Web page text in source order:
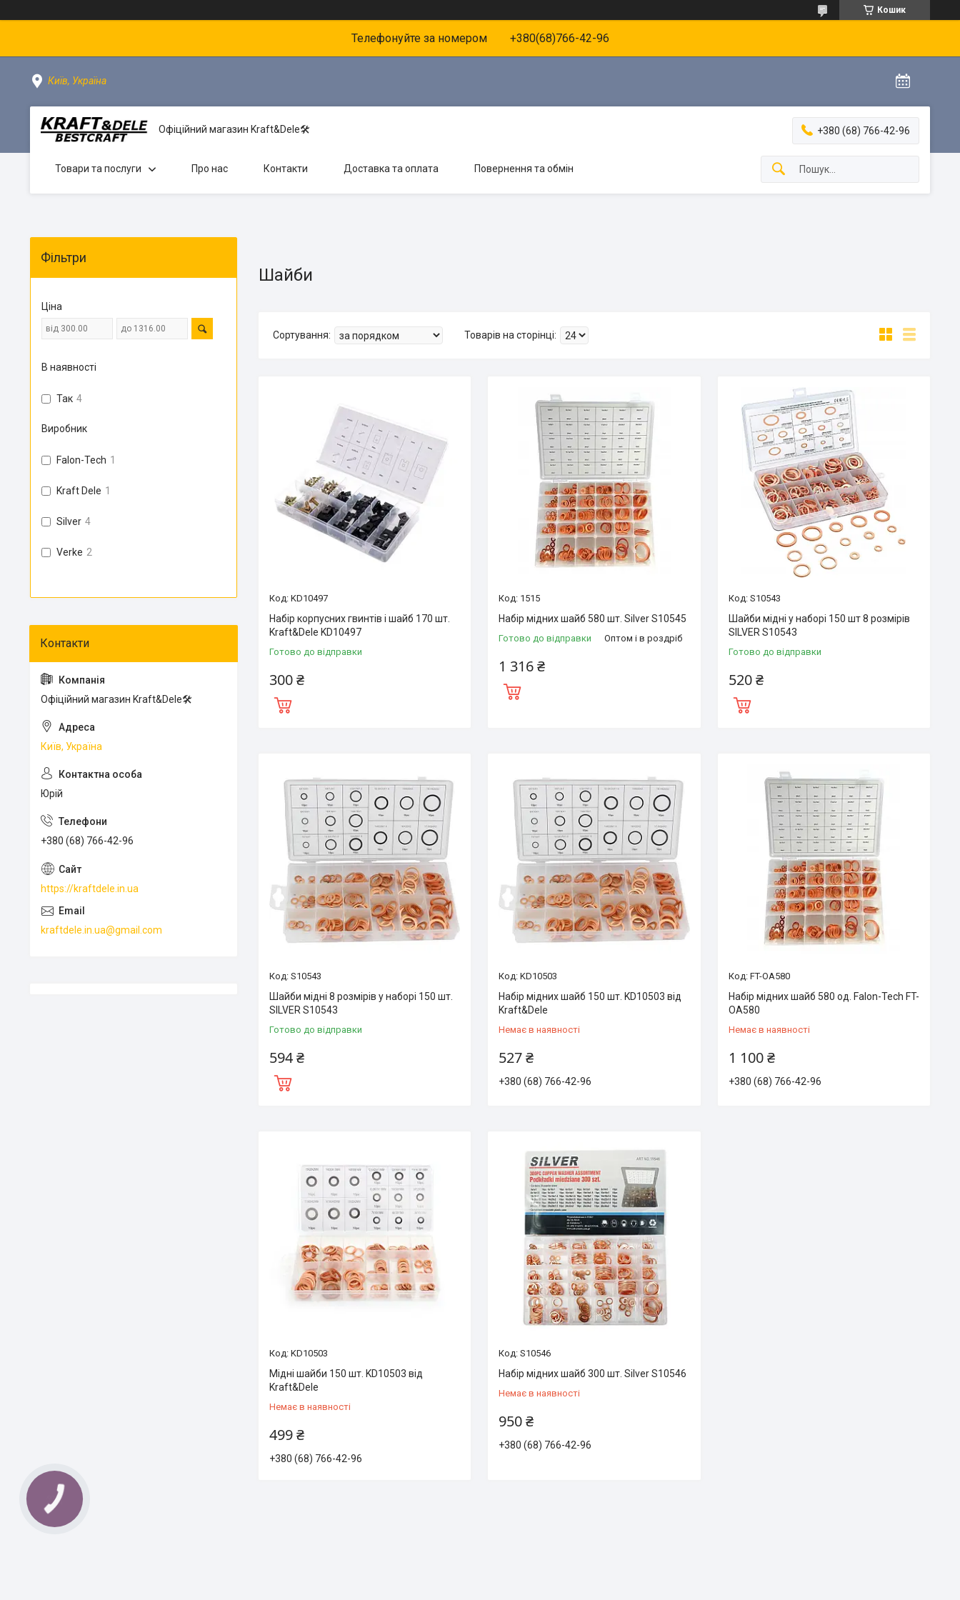
Кошик
Телефонуйте за номером +380(68)766-42-96
Київ, Україна
Офіційний магазин Kraft&Dele🛠 +380 (68) 766-42-96
Товари та послуги Про нас Контакти Доставка та оплата Повернення та обмін
Шайби
KD10497
Набір корпусних гвинтів і шайб 170 шт.
Kraft&Dele KD10497
Готово до відправки
300 ₴
1515
Набір мідних шайб 580 шт. Silver S10545
Готово до відправки Оптом і в роздріб
1 316 ₴
S10543
Шайби мідні у наборі 150 шт 8 розмірів
SILVER S10543
Готово до відправки
520 ₴
S10543
Шайби мідні 8 розмірів у наборі 150 шт.
SILVER S10543
Готово до відправки
594 ₴
KD10503
Набір мідних шайб 150 шт. KD10503 від
Kraft&Dele
Немає в наявності
527 ₴
+380 (68) 766-42-96
FT-OA580
Набір мідних шайб 580 од. Falon-Tech FT-
OA580
Немає в наявності
1 100 ₴
+380 (68) 766-42-96
KD10503
Мідні шайби 150 шт. KD10503 від
Kraft&Dele
Немає в наявності
499 ₴
+380 (68) 766-42-96
S10546
Набір мідних шайб 300 шт. Silver S10546
Немає в наявності
950 ₴
+380 (68) 766-42-96
Фільтри
Ціна
В наявності
Так 4
Виробник
Falon-Tech 1
Kraft Dele 1
Silver 4
Verke 2
Офіційний магазин Kraft&Dele🛠
Київ, Україна
Юрій
+380 (68) 766-42-96
https://kraftdele.in.ua
kraftdele.in.ua@gmail.com
КНОПКА
ЗВ'ЯЗКУ